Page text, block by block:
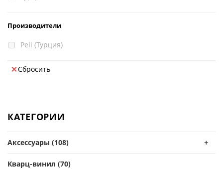
Производители
Peli (Турция)
Сбросить
КАТЕГОРИИ
Аксессуары (108) +
Кварц-винил (70)